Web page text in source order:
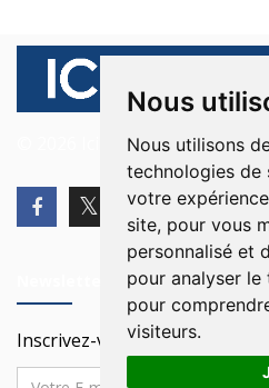
Nous
Nous utilisons
technologies de
votre
site, pour vous
personnalisé et
pour analyser
pour
visiteurs.
© 2026 Ici Beyrouth. Tous
Inscrivez-vous à notre